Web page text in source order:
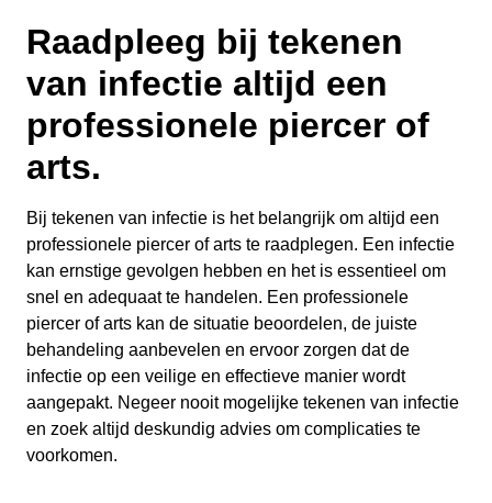
Raadpleeg bij tekenen
van infectie altijd een
professionele piercer of
arts.
Bij tekenen van infectie is het belangrijk om altijd een
professionele piercer of arts te raadplegen. Een infectie
kan ernstige gevolgen hebben en het is essentieel om
snel en adequaat te handelen. Een professionele
piercer of arts kan de situatie beoordelen, de juiste
behandeling aanbevelen en ervoor zorgen dat de
infectie op een veilige en effectieve manier wordt
aangepakt. Negeer nooit mogelijke tekenen van infectie
en zoek altijd deskundig advies om complicaties te
voorkomen.